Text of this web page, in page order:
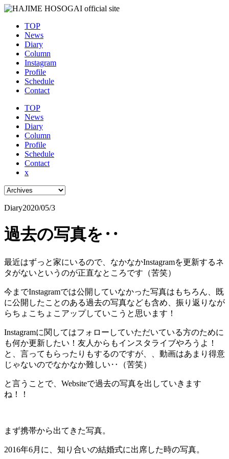
TOP
News
Diary
Column
Instagram
Profile
Schedule
Contact
TOP
News
Diary
Column
Profile
Schedule
Contact
x
Diary2020/05/3
過去の写真を‥
最近はずっと家にいるので、なかなかInstagramを更新するネ
タがないというのが正直なところです（苦笑）
今までInstagramでは公開していなかった写真はもちろん、既
に公開したことのある過去の写真なども含め、振り返りなが
らちょこちょこアップしていこうと思います！
Instagramに関してはフォローしていただいている方のために
も何か更新したい！友人からもインスタライブやろうよ！
と、言ってもらったりもするのですが、、動画はあまり得意
じゃないのでなかなか難しい‥（苦笑）
と言うことで、Websiteで過去の写真を出していきます
ね！！
まず携帯から出てきた写真。
2016年6月に、知り合いの結婚式に出席した時の写真。